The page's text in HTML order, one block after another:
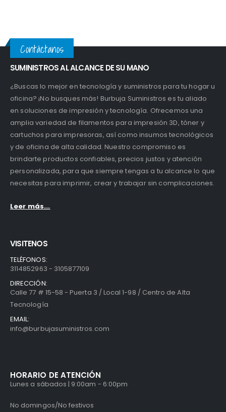
Contáctanos
SUMINISTROS AL ALCANCE DE SU MANO
¿Buscas lo mejor en tecnología y suministros para tu hogar u
oficina? ¡No busques más! Burbuja Suministros es tu aliado
en soluciones de impresión y tecnología. Ofrecemos una
amplia variedad de filamentos para impresión 3D, tóner y
cartuchos para impresoras, así como insumos tecnológicos
y de oficina de alta calidad. Nuestro compromiso es
brindarte productos confiables, precios justos y atención
personalizada, para que siempre tengas a tu alcance lo que
necesitas para imprimir, crear y trabajar sin complicaciones.
Leer más...
VISITENOS
TELÉFONOS:
3114852963 - 3105877109
DIRECCIÓN:
Calle 77 # 15-58 - Puerta 3 / Local 1-98 / Centro de Alta
Tecnología
EMAIL:
info@burbujasuministros.com
HORARIO DE ATENCIÓN
Lunes a sábados | 9:00am - 6:00pm
No domingos/No festivos